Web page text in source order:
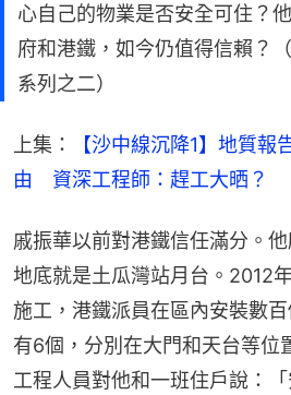
心自己的物業是否安全可住？
府和港鐵，如今仍值得信賴？
系列之二）
上集：
【沙中線沉降1】地質報
由　資深工程師：趕工大晒？
戚振華以前對港鐵信任滿分。
地底就是土瓜灣站月台。2012
施工，港鐵派員在區內安裝數
有6個，分別在大門和天台等位
工程人員對他和一班住戶說：